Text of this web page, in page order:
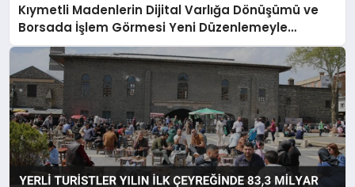
Kıymetli Madenlerin Dijital Varlığa Dönüşümü ve
Borsada İşlem Görmesi Yeni Düzenlemeyle
Belirlendi